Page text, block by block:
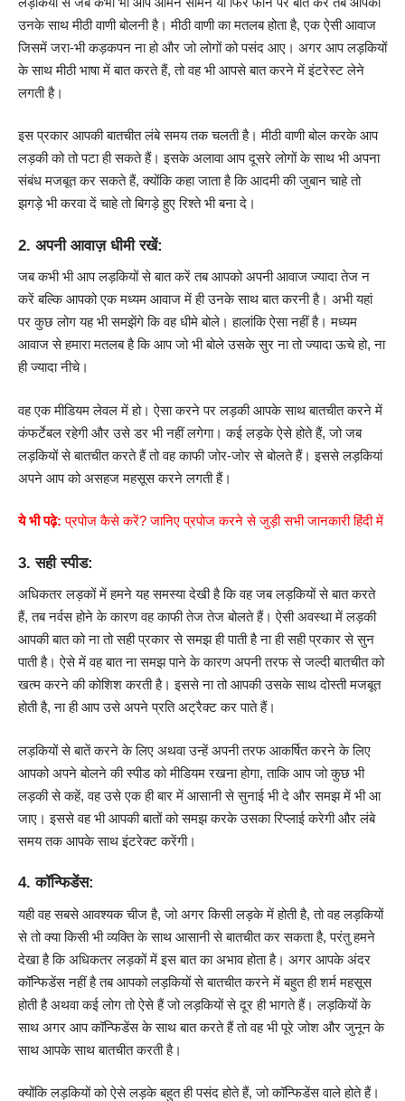
उनके साथ मीठी वाणी बोलनी है। मीठी वाणी का मतलब होता है, एक ऐसी आवाज
जिसमें जरा-भी कड़कपन ना हो और जो लोगों को पसंद आए। अगर आप लड़कियों
के साथ मीठी भाषा में बात करते हैं, तो वह भी आपसे बात करने में इंटरेस्ट लेने
लगती है।
इस प्रकार आपकी बातचीत लंबे समय तक चलती है। मीठी वाणी बोल करके आप
लड़की को तो पटा ही सकते हैं। इसके अलावा आप दूसरे लोगों के साथ भी अपना
संबंध मजबूत कर सकते हैं, क्योंकि कहा जाता है कि आदमी की जुबान चाहे तो
झगड़े भी करवा दें चाहे तो बिगड़े हुए रिश्ते भी बना दे।
2. अपनी आवाज़ धीमी रखें:
जब कभी भी आप लड़कियों से बात करें तब आपको अपनी आवाज ज्यादा तेज न
करें बल्कि आपको एक मध्यम आवाज में ही उनके साथ बात करनी है। अभी यहां
पर कुछ लोग यह भी समझेंगे कि वह धीमे बोले। हालांकि ऐसा नहीं है। मध्यम
आवाज से हमारा मतलब है कि आप जो भी बोले उसके सुर ना तो ज्यादा ऊचे हो, ना
ही ज्यादा नीचे।
वह एक मीडियम लेवल में हो। ऐसा करने पर लड़की आपके साथ बातचीत करने में
कंफर्टेबल रहेगी और उसे डर भी नहीं लगेगा। कई लड़के ऐसे होते हैं, जो जब
लड़कियों से बातचीत करते हैं तो वह काफी जोर-जोर से बोलते हैं। इससे लड़कियां
अपने आप को असहज महसूस करने लगती हैं।
ये भी पढ़े: प्रपोज कैसे करें? जानिए प्रपोज करने से जुड़ी सभी जानकारी हिंदी में
3. सही स्पीड:
अधिकतर लड़कों में हमने यह समस्या देखी है कि वह जब लड़कियों से बात करते
हैं, तब नर्वस होने के कारण वह काफी तेज तेज बोलते हैं। ऐसी अवस्था में लड़की
आपकी बात को ना तो सही प्रकार से समझ ही पाती है ना ही सही प्रकार से सुन
पाती है। ऐसे में वह बात ना समझ पाने के कारण अपनी तरफ से जल्दी बातचीत को
खत्म करने की कोशिश करती है। इससे ना तो आपकी उसके साथ दोस्ती मजबूत
होती है, ना ही आप उसे अपने प्रति अट्रैक्ट कर पाते हैं।
लड़कियों से बातें करने के लिए अथवा उन्हें अपनी तरफ आकर्षित करने के लिए
आपको अपने बोलने की स्पीड को मीडियम रखना होगा, ताकि आप जो कुछ भी
लड़की से कहें, वह उसे एक ही बार में आसानी से सुनाई भी दे और समझ में भी आ
जाए। इससे वह भी आपकी बातों को समझ करके उसका रिप्लाई करेगी और लंबे
समय तक आपके साथ इंटरेक्ट करेंगी।
4. कॉन्फिडेंस:
यही वह सबसे आवश्यक चीज है, जो अगर किसी लड़के में होती है, तो वह लड़कियों
से तो क्या किसी भी व्यक्ति के साथ आसानी से बातचीत कर सकता है, परंतु हमने
देखा है कि अधिकतर लड़कों में इस बात का अभाव होता है। अगर आपके अंदर
कॉन्फिडेंस नहीं है तब आपको लड़कियों से बातचीत करने में बहुत ही शर्म महसूस
होती है अथवा कई लोग तो ऐसे हैं जो लड़कियों से दूर ही भागते हैं। लड़कियों के
साथ अगर आप कॉन्फिडेंस के साथ बात करते हैं तो वह भी पूरे जोश और जुनून के
साथ आपके साथ बातचीत करती है।
क्योंकि लड़कियों को ऐसे लड़के बहुत ही पसंद होते हैं, जो कॉन्फिडेंस वाले होते हैं।